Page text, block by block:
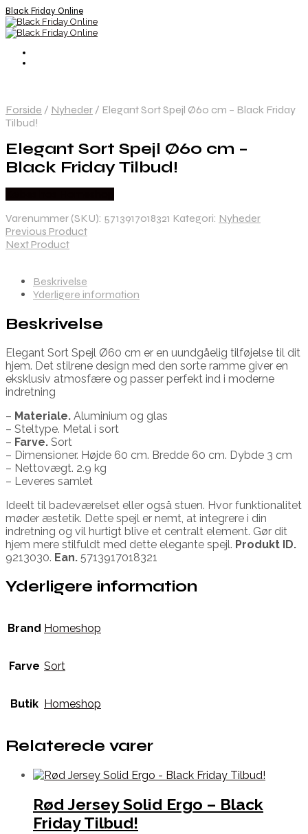
Black Friday Online
Forside / Nyheder / Elegant Sort Spejl Ø60 cm – Black Friday
Tilbud!
Elegant Sort Spejl Ø60 cm –
Black Friday Tilbud!
Varenummer (SKU): 5713917018321 Kategori: Nyheder
Previous Product
Next Product
Beskrivelse
Yderligere information
Beskrivelse
Elegant Sort Spejl Ø60 cm er en uundgåelig tilføjelse til dit
hjem. Det stilrene design med den sorte ramme giver en
eksklusiv atmosfære og passer perfekt ind i moderne
indretning
– Materiale. Aluminium og glas
– Steltype. Metal i sort
– Farve. Sort
– Dimensioner. Højde 60 cm. Bredde 60 cm. Dybde 3 cm
– Nettovægt. 2.9 kg
– Leveres samlet
Ideelt til badeværelset eller også stuen. Hvor funktionalitet
møder æstetik. Dette spejl er nemt, at integrere i din
indretning og vil hurtigt blive et centralt element. Gør dit
hjem mere stilfuldt med dette elegante spejl. Produkt ID.
9213030. Ean. 5713917018321
Yderligere information
Brand Homeshop
Farve Sort
Butik Homeshop
Relaterede varer
Rød Jersey Solid Ergo – Black
Friday Tilbud!